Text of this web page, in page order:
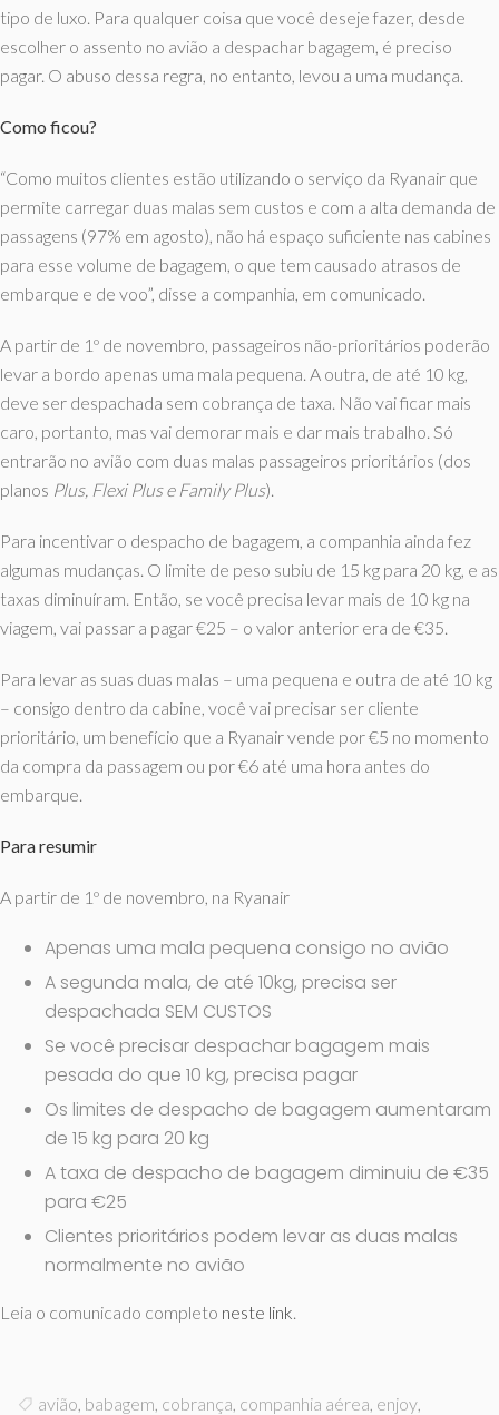
tipo de luxo. Para qualquer coisa que você deseje fazer, desde
escolher o assento no avião a despachar bagagem, é preciso
pagar. O abuso dessa regra, no entanto, levou a uma mudança.
Como ficou?
“Como muitos clientes estão utilizando o serviço da Ryanair que
permite carregar duas malas sem custos e com a alta demanda de
passagens (97% em agosto), não há espaço suficiente nas cabines
para esse volume de bagagem, o que tem causado atrasos de
embarque e de voo”, disse a companhia, em comunicado.
A partir de 1º de novembro, passageiros não-prioritários poderão
levar a bordo apenas uma mala pequena. A outra, de até 10 kg,
deve ser despachada sem cobrança de taxa. Não vai ficar mais
caro, portanto, mas vai demorar mais e dar mais trabalho. Só
entrarão no avião com duas malas passageiros prioritários (dos
planos Plus, Flexi Plus e Family Plus).
Para incentivar o despacho de bagagem, a companhia ainda fez
algumas mudanças. O limite de peso subiu de 15 kg para 20 kg, e as
taxas diminuíram. Então, se você precisa levar mais de 10 kg na
viagem, vai passar a pagar €25 – o valor anterior era de €35.
Para levar as suas duas malas – uma pequena e outra de até 10 kg
– consigo dentro da cabine, você vai precisar ser cliente
prioritário, um benefício que a Ryanair vende por €5 no momento
da compra da passagem ou por €6 até uma hora antes do
embarque.
Para resumir
A partir de 1º de novembro, na Ryanair
Apenas uma mala pequena consigo no avião
A segunda mala, de até 10kg, precisa ser
despachada SEM CUSTOS
Se você precisar despachar bagagem mais
pesada do que 10 kg, precisa pagar
Os limites de despacho de bagagem aumentaram
de 15 kg para 20 kg
A taxa de despacho de bagagem diminuiu de €35
para €25
Clientes prioritários podem levar as duas malas
normalmente no avião
Leia o comunicado completo neste link
avião babagem cobrança companhia aérea enjoy